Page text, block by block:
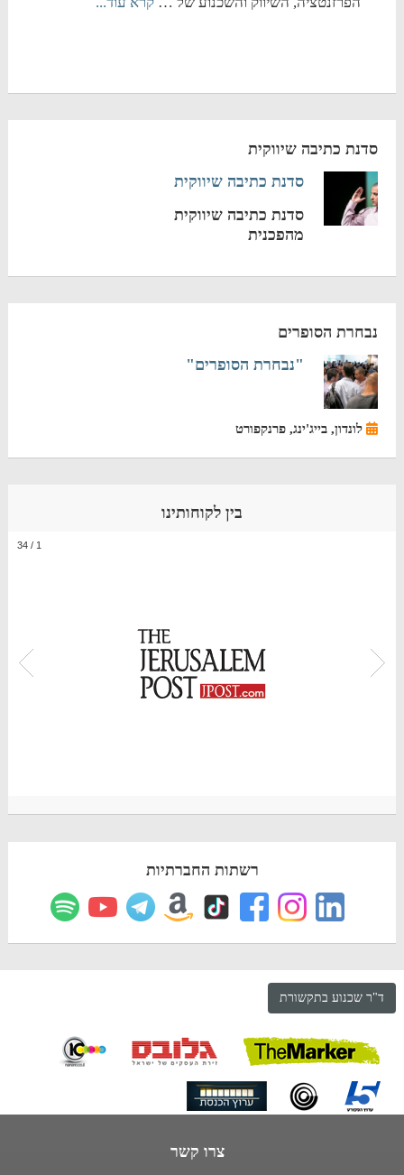
סדנת כתיבה שיווקית
סדנת כתיבה שיווקית
סדנת כתיבה שיווקית
מהפכנית
נבחרת הסופרים
"נבחרת הסופרים"
לונדון, בייג'ינג, פרנקפורט
בין לקוחותינו
1
/
34
רשתות החברתיות
ד"ר שכנוע בתקשורת
צרו קשר